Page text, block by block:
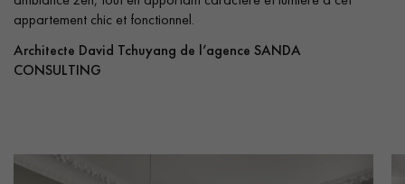
appartement chic et fonctionnel.
Architecte David Tchuyang de l’agence SANDA
CONSULTING